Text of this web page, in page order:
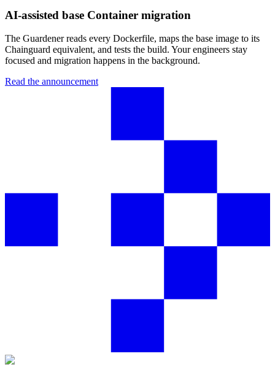
AI-assisted base Container migration
The Guardener reads every Dockerfile, maps the base image to its
Chainguard equivalent, and tests the build. Your engineers stay
focused and migration happens in the background.
Read the announcement